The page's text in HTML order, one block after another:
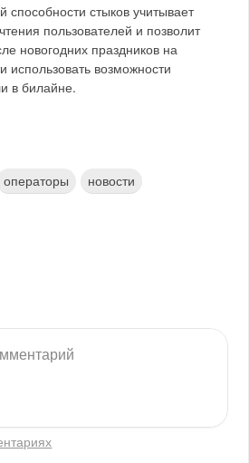
способности стыков учитывает
пользователей и позволит
новогодних праздников на
использовать возможности
в билайне.
операторы новости